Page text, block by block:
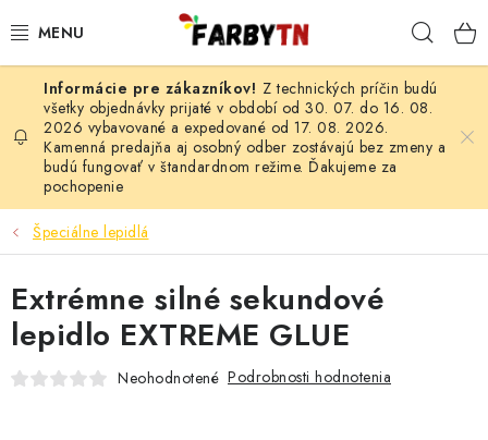
na
FARBY A LAKY
STAVEBNÁ CHÉMIA
MALIARSKE POTREBY
NÁRADIE
AUTO-MOTO
Z technických príčin budú
všetky objednávky prijaté v období od 30. 07. do 16. 08.
2026 vybavované a expedované od 17. 08. 2026.
Kamenná predajňa aj osobný odber zostávajú bez zmeny a
budú fungovať v štandardnom režime. Ďakujeme za
pochopenie
Špeciálne lepidlá
Extrémne silné sekundové
lepidlo EXTREME GLUE
Neohodnotené Podrobnosti hodnotenia